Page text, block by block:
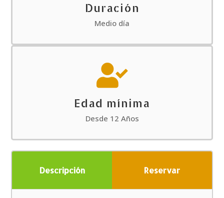
Duración
Medio día

Edad mínima
Desde 12 Años
Descripción Reservar